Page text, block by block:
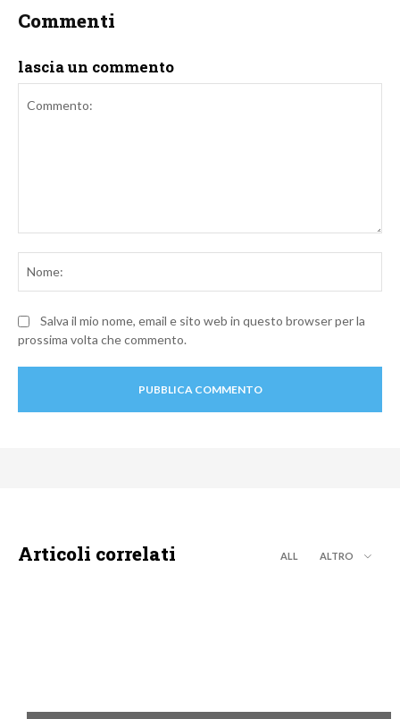
Commenti
lascia un commento
Salva il mio nome, email e sito web in questo browser per la
prossima volta che commento.
Articoli correlati ALL ALTRO